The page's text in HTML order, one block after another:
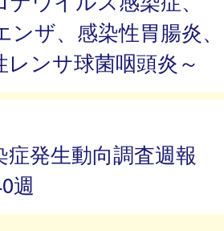
ザ、感染性胃腸炎、
レンサ球菌咽頭炎～
症発生動向調査週報
週